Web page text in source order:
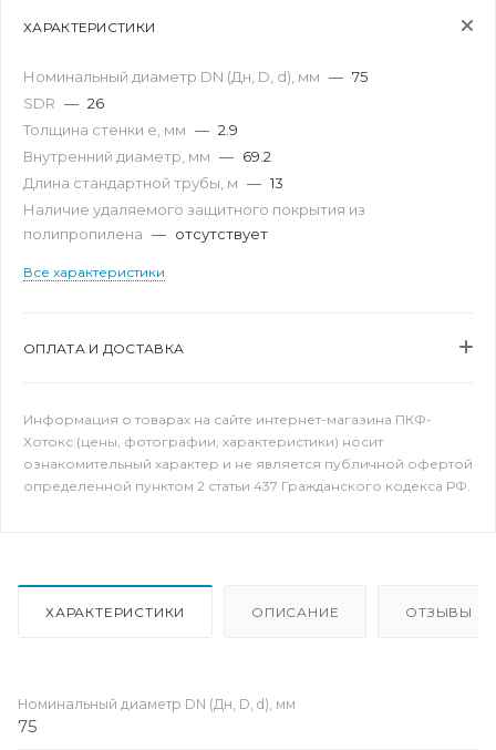
ХАРАКТЕРИСТИКИ
Номинальный диаметр DN (Дн, D, d), мм — 75
SDR — 26
Толщина стенки e, мм — 2.9
Внутренний диаметр, мм — 69.2
Длина стандартной трубы, м — 13
Наличие удаляемого защитного покрытия из
полипропилена — отсутствует
Все характеристики
ОПЛАТА И ДОСТАВКА
Информация о товарах на сайте интернет-магазина ПКФ-
Хотокс (цены, фотографии, характеристики) носит
ознакомительный характер и не является публичной офертой
определенной пунктом 2 статьи 437 Гражданского кодекса РФ.
ХАРАКТЕРИСТИКИ ОПИСАНИЕ ОТЗЫВЫ
Номинальный диаметр DN (Дн, D, d), мм
75